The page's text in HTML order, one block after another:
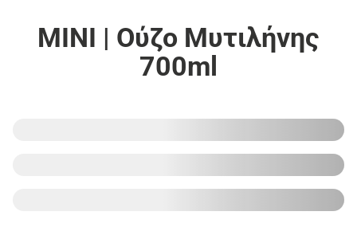
ΜΙΝΙ | Ούζο Μυτιλήνης
700ml